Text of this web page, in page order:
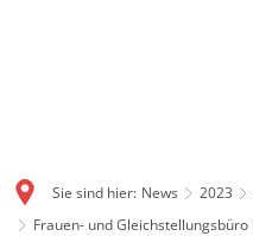
Sie sind hier: News 2023
Frauen- und